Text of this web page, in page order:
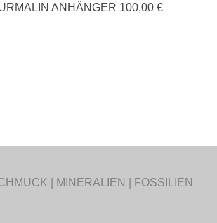
ANHÄNGER 100,00 €
| MINERALIEN | FOSSILIEN